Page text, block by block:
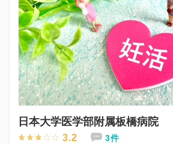
日本大学医学部附属板橋病院
3.2 3件